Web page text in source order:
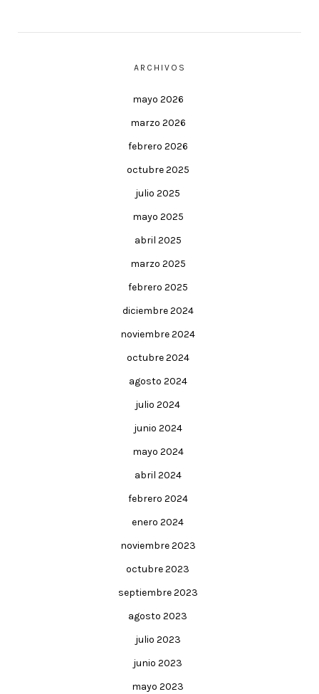
ARCHIVOS
mayo 2026
marzo 2026
febrero 2026
octubre 2025
julio 2025
mayo 2025
abril 2025
marzo 2025
febrero 2025
diciembre 2024
noviembre 2024
octubre 2024
agosto 2024
julio 2024
junio 2024
mayo 2024
abril 2024
febrero 2024
enero 2024
noviembre 2023
octubre 2023
septiembre 2023
agosto 2023
julio 2023
junio 2023
mayo 2023